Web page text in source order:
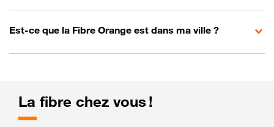
Est-ce que la Fibre Orange est dans ma ville ?
La fibre chez vous !